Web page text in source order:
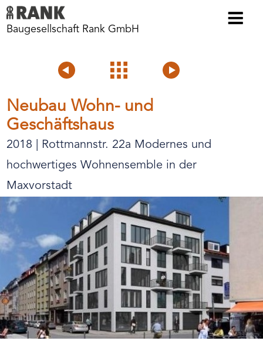
Baugesellschaft Rank GmbH
Voriges
Projektübersicht
Neubau Wohn- und
Geschäftshaus
2018 | Rottmannstr. 22a Modernes und
hochwertiges Wohnensemble in der
Maxvorstadt